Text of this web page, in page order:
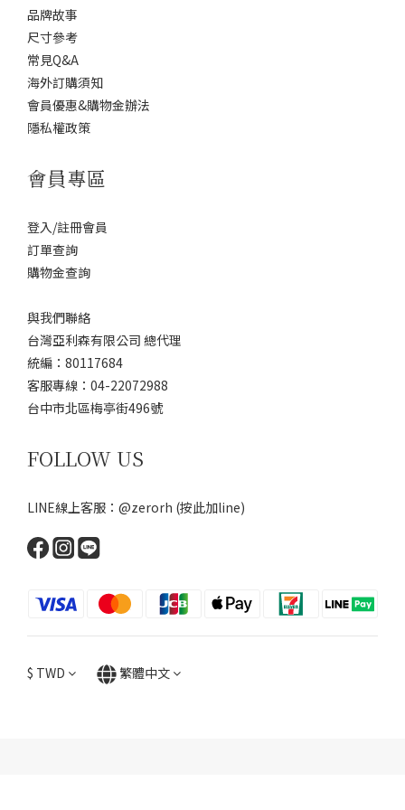
品牌故事
尺寸參考
常見Q&A
海外訂購須知
會員優惠&購物金辦法
隱私權政策
會員專區
登入/註冊會員
訂單查詢
購物金查詢
與我們聯絡
台灣亞利森有限公司 總代理
統編：80117684
客服專線：04-22072988
台中市北區梅亭街496號
FOLLOW US
LINE線上客服：@zerorh (按此加line)
$ TWD 繁體中文